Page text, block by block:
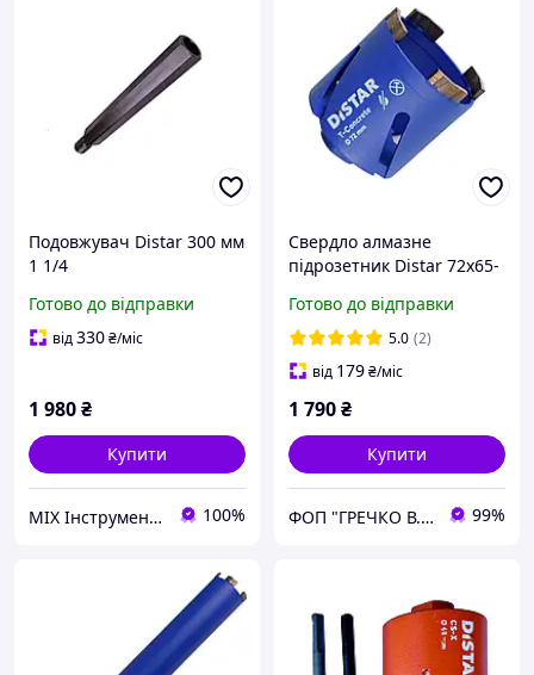
Подовжувач Distar 300 мм
1 1/4
Готово до відправки
від330₴/міс
1 980₴
Купити
MIX Інструмент ОПТ 100%
Свердло алмазне
підрозетник Distar 72x65-
перехідника SDS
(17984445080)
Готово до відправки
5.0 (2)
від 179₴/міс
1 790₴
Купити
ФОП "ГРЕЧКО В. Д." 99%